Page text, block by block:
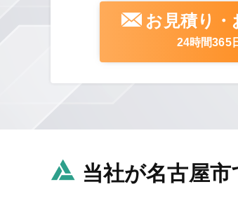
お見積り・
24時間365
当社が名古屋